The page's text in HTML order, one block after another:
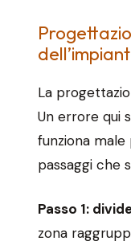
La
Un errore qui
funziona male
passaggi che
Passo 1:
zona